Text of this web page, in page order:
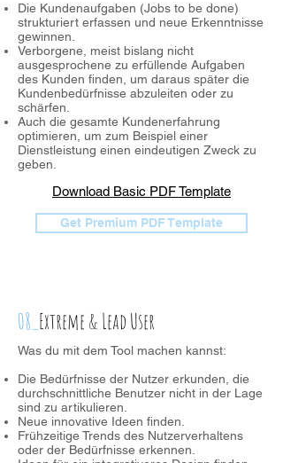
Die Kundenaufgaben (Jobs to be done)
strukturiert erfassen und neue Erkenntnisse
gewinnen.
Verborgene, meist bislang nicht
ausgesprochene zu erfüllende Aufgaben
des Kunden finden, um daraus später die
Kundenbedürfnisse abzuleiten oder zu
schärfen.
Auch die gesamte Kundenerfahrung
optimieren, um zum Beispiel einer
Dienstleistung einen eindeutigen Zweck zu
geben.
Download Basic PDF Template
Get Premium PDF Template
08_ Extreme & Lead User
Was du mit dem Tool machen kannst:
Die Bedürfnisse der Nutzer erkunden, die
durchschnittliche Benutzer nicht in der Lage
sind zu artikulieren.
Neue innovative Ideen finden.
Frühzeitige Trends des Nutzerverhaltens
oder der Bedürfnisse erkennen.